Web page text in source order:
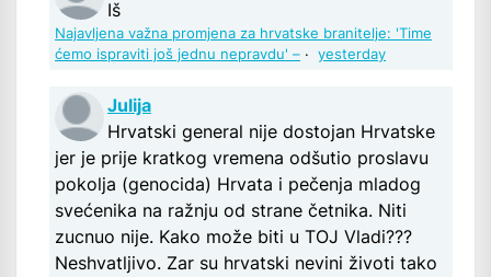
Iš
Najavljena važna promjena za hrvatske branitelje: 'Time
ćemo ispraviti još jednu nepravdu' – · yesterday
Julija
Hrvatski general nije dostojan Hrvatske
jer je prije kratkog vremena odšutio proslavu
pokolja (genocida) Hrvata i pečenja mladog
svećenika na ražnju od strane četnika. Niti
zucnuo nije. Kako može biti u TOJ Vladi???
Neshvatljivo. Zar su hrvatski nevini životi tako